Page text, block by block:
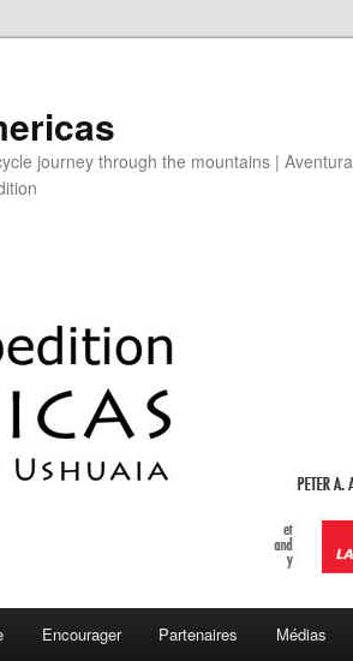
journey through the mountains | Aventura
Encourager Partenaires Médias